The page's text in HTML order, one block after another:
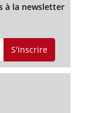
à la newsletter
S'inscrire